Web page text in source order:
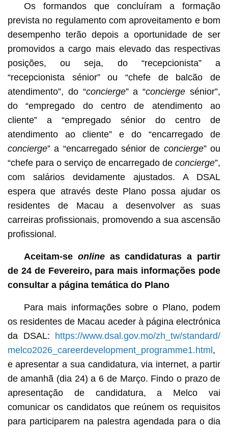
Os formandos que concluíram a formação
prevista no regulamento com aproveitamento e bom
desempenho terão depois a oportunidade de ser
promovidos a cargo mais elevado das respectivas
posições, ou seja, do “recepcionista” a
“recepcionista sénior” ou “chefe de balcão de
atendimento”, do “concierge” a “conciergesénior”,
do “empregado do centro de atendimento ao
cliente” a “empregado sénior do centro de
atendimento ao cliente” e do “encarregado de
concierge” a “encarregado sénior de concierge” ou
“chefe para o serviço de encarregado deconcierge”,
com salários devidamente ajustados. A DSAL
espera que através deste Plano possa ajudar os
residentes de Macau a desenvolver as suas
carreiras profissionais, promovendo a sua ascensão
profissional.
Aceitam-seonlineas candidaturas a partir
de 24 de Fevereiro, para mais informações pode
consultar a página temática do Plano
Para mais informações sobre o Plano, podem
os residentes de Macau aceder à página electrónica
da DSAL: https://www.dsal.gov.mo/zh_tw/standard/
melco2026_careerdevelopment_programme1.html,
e apresentar a sua candidatura, via internet, a partir
de amanhã (dia 24) a 6 de Março. Findo o prazo de
apresentação de candidatura, a Melco vai
comunicar os candidatos que reúnem os requisitos
para participarem na palestra agendada para o dia